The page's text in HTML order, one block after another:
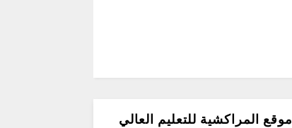
موقع المراكشية للتعليم العالي